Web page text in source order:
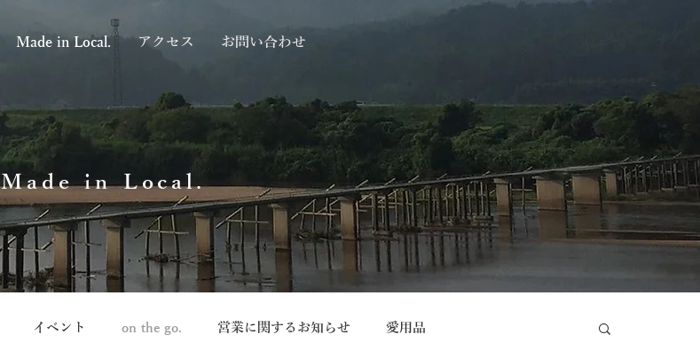
Made in Local. アクセス お問い合わせ
Made in Local.
イベント on the go. 営業に関するお知らせ 愛用品